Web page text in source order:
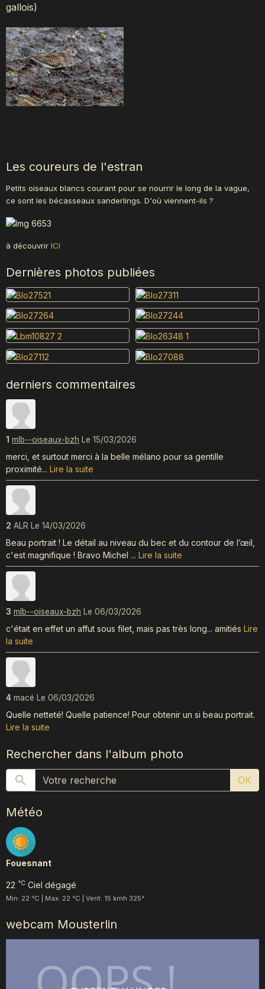
gallois)
Les coureurs de l'estran
Petits oiseaux blancs courant pour se nourrir le long de la vague,
ce sont les bécasseaux sanderlings. D'où viennent-ils ?
à découvrir ICI
Dernières photos publiées
derniers commentaires
1 mlb--oiseaux-bzh Le 15/03/2026
merci, et surtout merci à la belle mélano pour sa gentille
proximité... Lire la suite
2 ALR Le 14/03/2026
Beau portrait ! Le détail au niveau du bec et du contour de l’œil,
c'est magnifique ! Bravo Michel ... Lire la suite
3 mlb--oiseaux-bzh Le 06/03/2026
c'était en effet un affut sous filet, mais pas très long... amitiés Lire
la suite
4 macé Le 06/03/2026
Quelle netteté! Quelle patience! Pour obtenir un si beau portrait.
Lire la suite
Rechercher dans l'album photo
OK
Météo
Fouesnant
22 °C Ciel dégagé
Min: 22 °C | Max: 22 °C | Vent: 15 kmh 325°
webcam Mousterlin